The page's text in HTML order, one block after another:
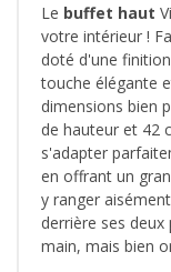
Le buffet haut
votre intérieur !
doté d'une
touche élégante
dimensions bien
de hauteur et 42
s'adapter
en offrant un
y ranger
derrière ses
main, mais bien